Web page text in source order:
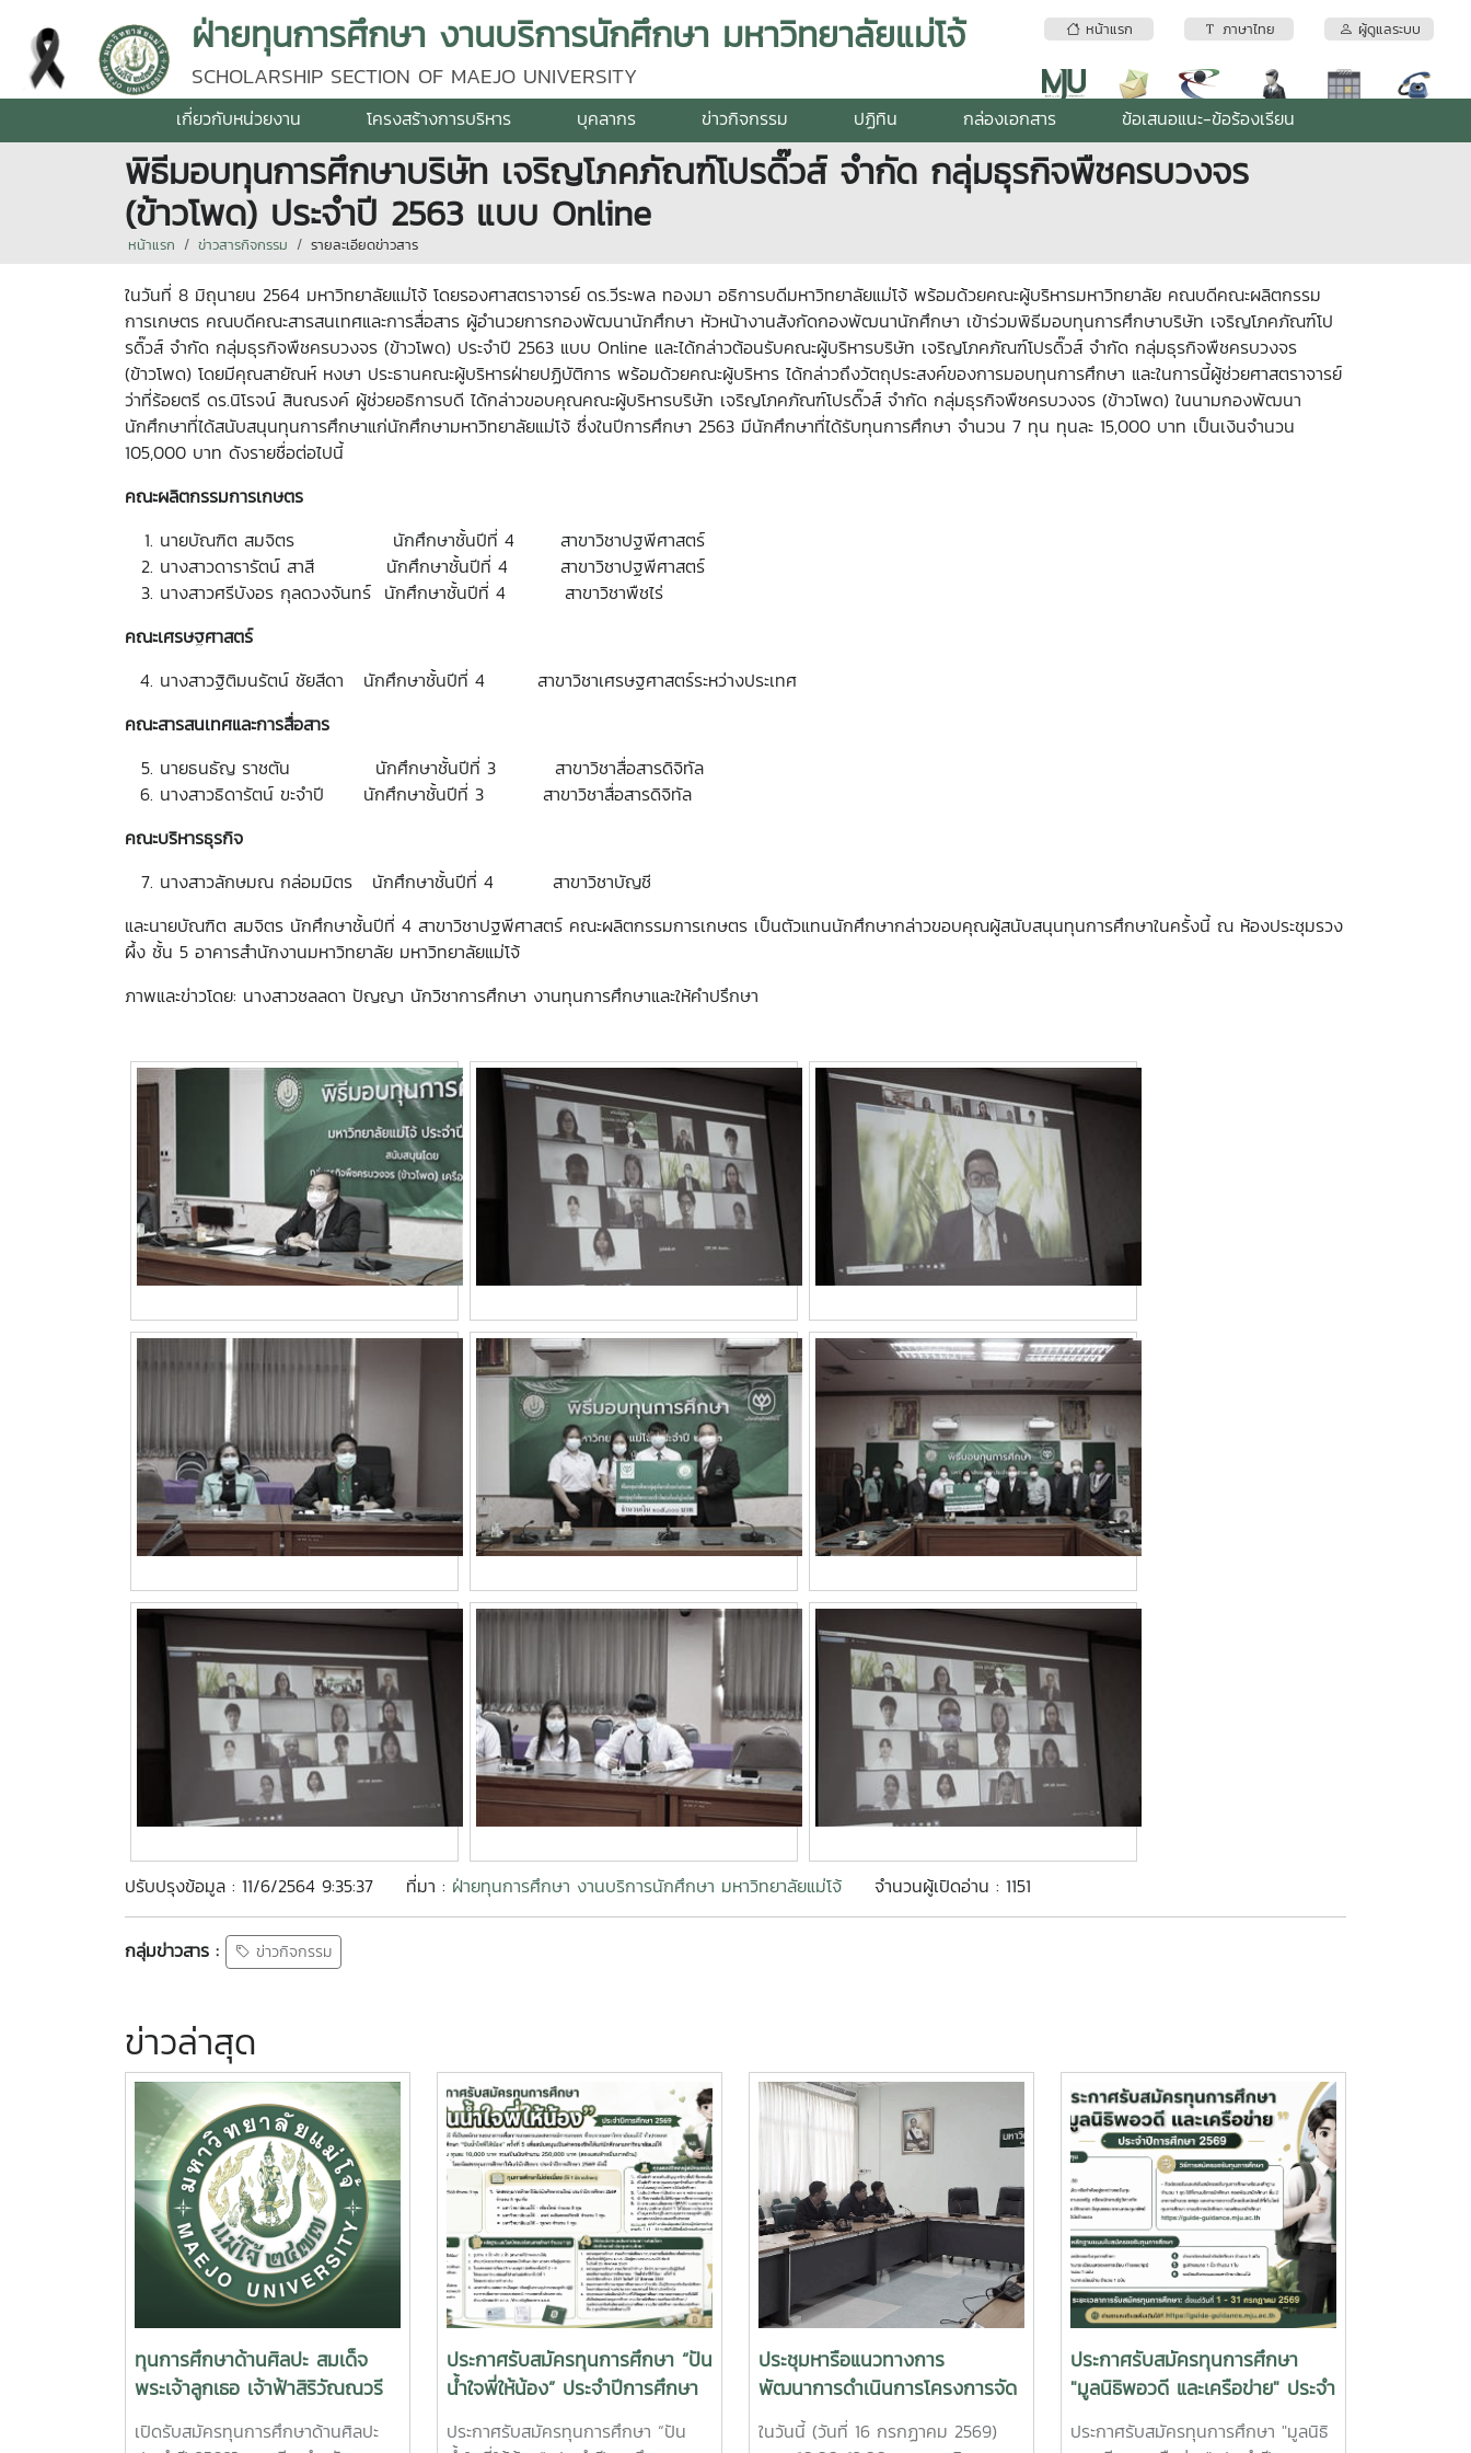
หน้าแรก ภาษาไทย ผู้ดูแลระบบ
ฝ่ายทุนการศึกษา งานบริการนักศึกษา มหาวิทยาลัยแม่โจ้
SCHOLARSHIP SECTION OF MAEJO UNIVERSITY
เกี่ยวกับหน่วยงาน โครงสร้างการบริหาร บุคลากร ข่าวกิจกรรม ปฏิทิน กล่องเอกสาร ข้อเสนอแนะ-ข้อร้องเรียน
พิธีมอบทุนการศึกษาบริษัท เจริญโภคภัณฑ์โปรดิ๊วส์ จำกัด กลุ่มธุรกิจพืชครบวงจร
(ข้าวโพด) ประจำปี 2563 แบบ Online
หน้าแรก ข่าวสารกิจกรรม รายละเอียดข่าวสาร
ในวันที่ 8 มิถุนายน 2564 มหาวิทยาลัยแม่โจ้ โดยรองศาสตราจารย์ ดร.วีระพล ทองมา อธิการบดีมหาวิทยาลัยแม่โจ้ พร้อมด้วยคณะผู้บริหารมหาวิทยาลัย คณบดีคณะผลิตกรรม
การเกษตร คณบดีคณะสารสนเทศและการสื่อสาร ผู้อำนวยการกองพัฒนานักศึกษา หัวหน้างานสังกัดกองพัฒนานักศึกษา เข้าร่วมพิธีมอบทุนการศึกษาบริษัท เจริญโภคภัณฑ์โป
รดิ๊วส์ จำกัด กลุ่มธุรกิจพืชครบวงจร (ข้าวโพด) ประจำปี 2563 แบบ Online และได้กล่าวต้อนรับคณะผู้บริหารบริษัท เจริญโภคภัณฑ์โปรดิ๊วส์ จำกัด กลุ่มธุรกิจพืชครบวงจร
(ข้าวโพด) โดยมีคุณสายัณห์ หงษา ประธานคณะผู้บริหารฝ่ายปฏิบัติการ พร้อมด้วยคณะผู้บริหาร ได้กล่าวถึงวัตถุประสงค์ของการมอบทุนการศึกษา และในการนี้ผู้ช่วยศาสตราจารย์
ว่าที่ร้อยตรี ดร.นิโรจน์ สินณรงค์ ผู้ช่วยอธิการบดี ได้กล่าวขอบคุณคณะผู้บริหารบริษัท เจริญโภคภัณฑ์โปรดิ๊วส์ จำกัด กลุ่มธุรกิจพืชครบวงจร (ข้าวโพด) ในนามกองพัฒนา
นักศึกษาที่ได้สนับสนุนทุนการศึกษาแก่นักศึกษามหาวิทยาลัยแม่โจ้ ซึ่งในปีการศึกษา 2563 มีนักศึกษาที่ได้รับทุนการศึกษา จำนวน 7 ทุน ทุนละ 15,000 บาท เป็นเงินจำนวน
105,000 บาท ดังรายชื่อต่อไปนี้
คณะผลิตกรรมการเกษตร
นายบัณฑิต สมจิตร นักศึกษาชั้นปีที่ 4 สาขาวิชาปฐพีศาสตร์
นางสาวดารารัตน์ สาสี นักศึกษาชั้นปีที่ 4 สาขาวิชาปฐพีศาสตร์
นางสาวศรีบังอร กุลดวงจันทร์ นักศึกษาชั้นปีที่ 4 สาขาวิชาพืชไร่
คณะเศรษฐศาสตร์
นางสาวฐิติมนรัตน์ ชัยสีดา นักศึกษาชั้นปีที่ 4 สาขาวิชาเศรษฐศาสตร์ระหว่างประเทศ
คณะสารสนเทศและการสื่อสาร
นายธนธัญ ราชตัน นักศึกษาชั้นปีที่ 3 สาขาวิชาสื่อสารดิจิทัล
นางสาวธิดารัตน์ ขะจำปี นักศึกษาชั้นปีที่ 3 สาขาวิชาสื่อสารดิจิทัล
คณะบริหารธุรกิจ
นางสาวลักษมณ กล่อมมิตร นักศึกษาชั้นปีที่ 4 สาขาวิชาบัญชี
และนายบัณฑิต สมจิตร นักศึกษาชั้นปีที่ 4 สาขาวิชาปฐพีศาสตร์ คณะผลิตกรรมการเกษตร เป็นตัวแทนนักศึกษากล่าวขอบคุณผู้สนับสนุนทุนการศึกษาในครั้งนี้ ณ ห้องประชุมรวง
ผึ้ง ชั้น 5 อาคารสำนักงานมหาวิทยาลัย มหาวิทยาลัยแม่โจ้
ภาพและข่าวโดย: นางสาวชลลดา ปัญญา นักวิชาการศึกษา งานทุนการศึกษาและให้คำปรึกษา
ปรับปรุงข้อมูล : 11/6/2564 9:35:37 ที่มา : ฝ่ายทุนการศึกษา งานบริการนักศึกษา มหาวิทยาลัยแม่โจ้ จำนวนผู้เปิดอ่าน : 1151
กลุ่มข่าวสาร : ข่าวกิจกรรม
ข่าวล่าสุด
ทุนการศึกษาด้านศิลปะ สมเด็จ
พระเจ้าลูกเธอ เจ้าฟ้าสิริวัณณวรี
นารีรัตนราชกัญญา
เปิดรับสมัครทุนการศึกษาด้านศิลปะ
ประกาศรับสมัครทุนการศึกษา “ปัน
น้ำใจพี่ให้น้อง” ประจำปีการศึกษา
ประกาศรับสมัครทุนการศึกษา “ปัน
ประชุมหารือแนวทางการ
พัฒนาการดำเนินการโครงการจัด
ส่งนักศึกษาชาวไทยภูเขาเข้าศึกษา
ต่อมหาวิทยาลัย
ในวันนี้ (วันที่ 16 กรกฏาคม 2569)
ประกาศรับสมัครทุนการศึกษา
"มูลนิธิพอวดี และเครือข่าย" ประจำ
ปีการศึกษา 2569
ประกาศรับสมัครทุนการศึกษา "มูลนิธิ